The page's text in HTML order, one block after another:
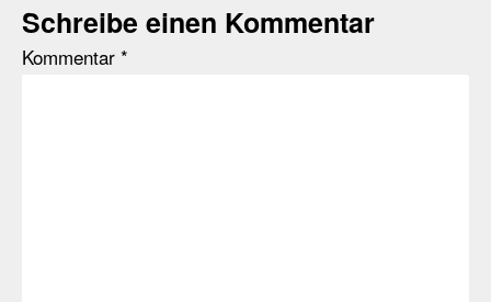
Schreibe einen Kommentar
Kommentar *